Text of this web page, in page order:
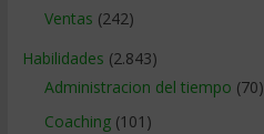
Ventas (242)
Habilidades (2.843)
Administracion del tiempo (70)
Coaching(101)